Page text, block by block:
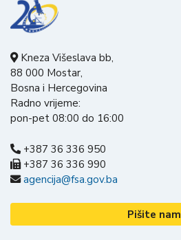
Kneza Višeslava bb,
88 000 Mostar,
Bosna i Hercegovina
Radno vrijeme:
pon-pet 08:00 do 16:00
+387 36 336 950
+387 36 336 990
agencija@fsa.gov.ba
Pišite nam